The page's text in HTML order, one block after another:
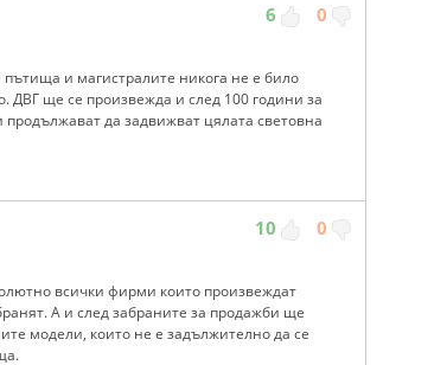
6 0
и магистралите никога не е било
ДВГ ще се произвежда и след 100 години за
да задвижват цялата световна
10 0
всички фирми които произвеждат
А и след забраните за продажби ще
модели, които не е задължително да се